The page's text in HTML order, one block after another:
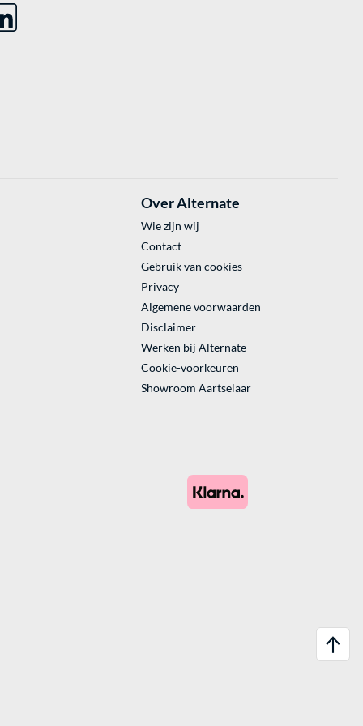
Over Alternate
Wie zijn wij
Contact
Gebruik van cookies
Privacy
Algemene voorwaarden
Disclaimer
Werken bij Alternate
Cookie-voorkeuren
Showroom Aartselaar